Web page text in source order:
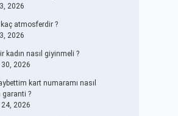
2026
atmosferdir ?
2026
kadın nasıl giyinmeli ?
2026
kart numaramı nasıl
garanti ?
2026